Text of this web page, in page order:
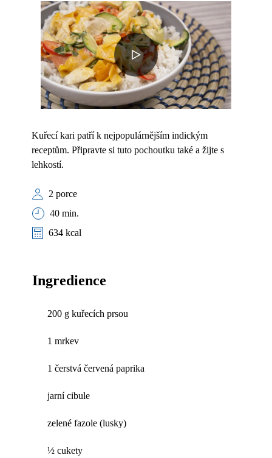
Kuřecí kari patří k nejpopulárnějším indickým
receptům. Připravte si tuto pochoutku také a žijte s
lehkostí.
2 porce
40 min.
634 kcal
Ingredience
200 g kuřecích prsou
1 mrkev
1 čerstvá červená paprika
jarní cibule
zelené fazole (lusky)
½ cukety